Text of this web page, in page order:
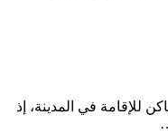
للإقامة في المدينة، إذ